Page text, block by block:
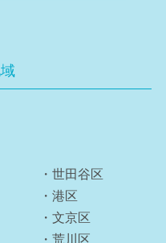
・世田谷区
・港区
・文京区
・荒川区